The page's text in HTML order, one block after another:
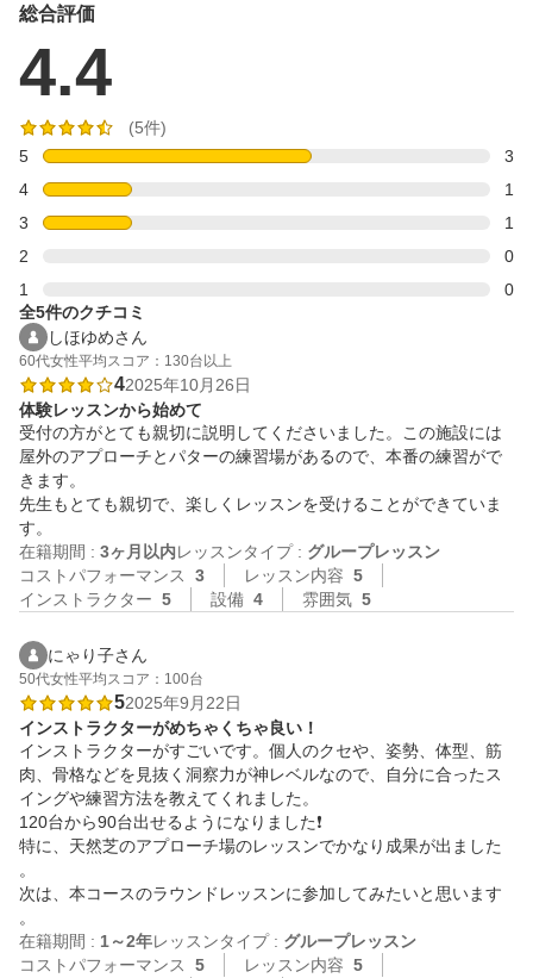
総合評価
4.4
(5件)
5
3
4
1
3
1
2
0
1
0
全5件のクチコミ
しほゆめさん
60代女性平均スコア：130台以上
42025年10月26日
体験レッスンから始めて
受付の方がとても親切に説明してくださいました。この施設には
屋外のアプローチとパターの練習場があるので、本番の練習がで
きます。
先生もとても親切で、楽しくレッスンを受けることができていま
在籍期間 : 3ヶ月以内レッスンタイプ : グループレッスン
コストパフォーマンス
3 レッスン内容 5
インストラクター 5 設備 4 雰囲気 5
にゃり子さん
50代女性平均スコア：100台
52025年9月22日
インストラクターがめちゃくちゃ良い！
インストラクターがすごいです。個人のクセや、姿勢、体型、筋
肉、骨格などを見抜く洞察力が神レベルなので、自分に合ったス
イングや練習方法を教えてくれました。
120台から90台出せるようになりました❗️
特に、天然芝のアプローチ場のレッスンでかなり成果が出ました
。
次は、本コースのラウンドレッスンに参加してみたいと思います
。
在籍期間 : 1～2年レッスンタイプ : グループレッスン
コストパフォーマンス
5 レッスン内容 5